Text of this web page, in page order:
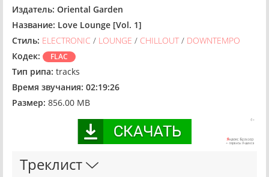
Издатель: Oriental Garden
Название: Love Lounge [Vol. 1]
Стиль: ELECTRONIC / LOUNGE / CHILLOUT/ DOWNTEMPO
Кодек:
FLAC
Тип рипа: tracks
Время звучания: 02:19:26
Размер: 856.00 MB
Треклист